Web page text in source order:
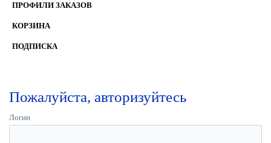
ПРОФИЛИ ЗАКАЗОВ
КОРЗИНА
ПОДПИСКА
Пожалуйста, авторизуйтесь
Логин